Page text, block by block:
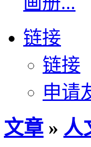
链接
链接
申请
文章 » 人